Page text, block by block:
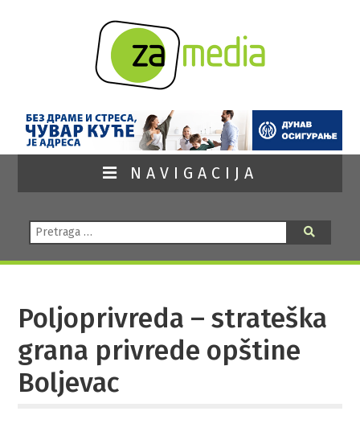
NAVIGACIJA
Pretraga:
Poljoprivreda – strateška
grana privrede opštine
Boljevac